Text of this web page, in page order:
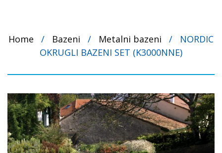
Home / Bazeni / Metalni bazeni /
NORDIC
OKRUGLI BAZENI SET (K3000NNE)